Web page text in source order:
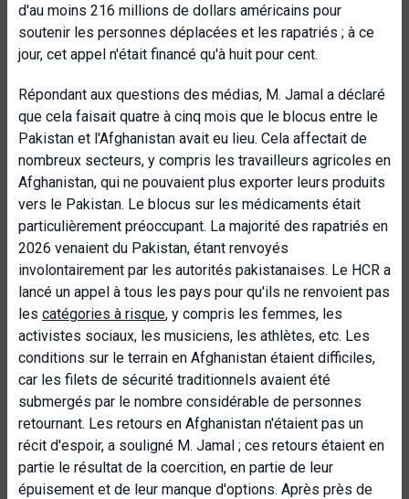
d'au moins 216 millions de dollars américains pour
soutenir les personnes déplacées et les rapatriés ; à ce
jour, cet appel n'était financé qu'à huit pour cent.
Répondant aux questions des médias, M. Jamal a déclaré
que cela faisait quatre à cinq mois que le blocus entre le
Pakistan et l'Afghanistan avait eu lieu. Cela affectait de
nombreux secteurs, y compris les travailleurs agricoles en
Afghanistan, qui ne pouvaient plus exporter leurs produits
vers le Pakistan. Le blocus sur les médicaments était
particulièrement préoccupant. La majorité des rapatriés en
2026 venaient du Pakistan, étant renvoyés
involontairement par les autorités pakistanaises. Le HCR a
lancé un appel à tous les pays pour qu'ils ne renvoient pas
les catégories à risque, y compris les femmes, les
activistes sociaux, les musiciens, les athlètes, etc. Les
conditions sur le terrain en Afghanistan étaient difficiles,
car les filets de sécurité traditionnels avaient été
submergés par le nombre considérable de personnes
retournant. Les retours en Afghanistan n'étaient pas un
récit d'espoir, a souligné M. Jamal ; ces retours étaient en
partie le résultat de la coercition, en partie de leur
épuisement et de leur manque d'options. Après près de